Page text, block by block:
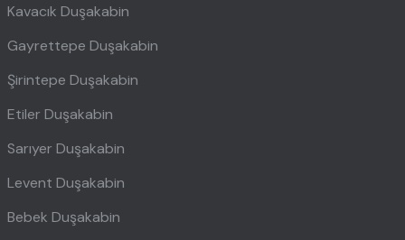
Kavacık Duşakabin
Gayrettepe Duşakabin
Şirintepe Duşakabin
Etiler Duşakabin
Sarıyer Duşakabin
Levent Duşakabin
Bebek Duşakabin